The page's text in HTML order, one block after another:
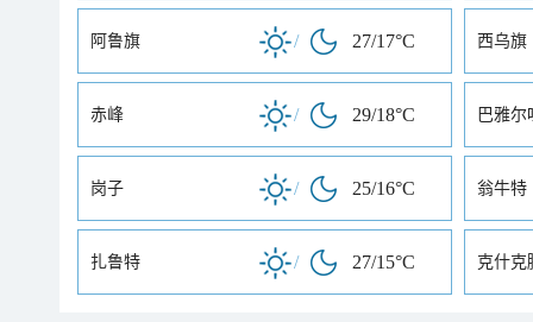
阿鲁旗 / 27/17°C 西乌旗
赤峰 / 29/18°C 巴雅尔
岗子 / 25/16°C 翁牛特
扎鲁特 / 27/15°C 克什克